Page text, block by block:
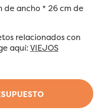
de ancho * 26 cm de
relacionados con
aquí:VIEJOS